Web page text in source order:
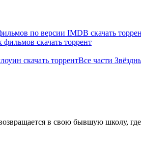
по версии IMDB скачать
скачать торрент
скачать торрентВсе части
в свою бывшую школу, где